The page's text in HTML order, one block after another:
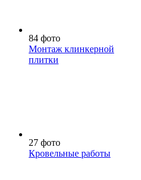
84 фото
Монтаж клинкерной
плитки
27 фото
Кровельные работы